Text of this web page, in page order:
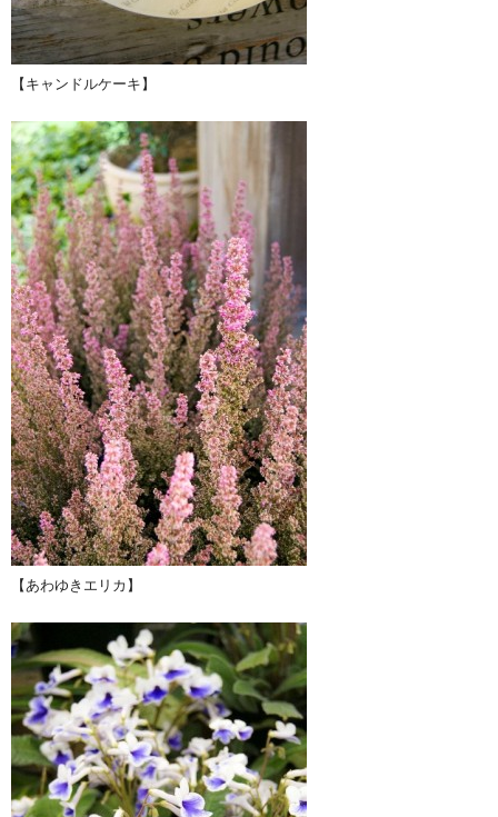
【キャンドルケーキ】
【あわゆきエリカ】